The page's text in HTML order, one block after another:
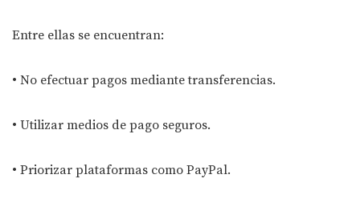
Entre ellas se encuentran:
• No efectuar pagos mediante transferencias.
• Utilizar medios de pago seguros.
• Priorizar plataformas como PayPal.